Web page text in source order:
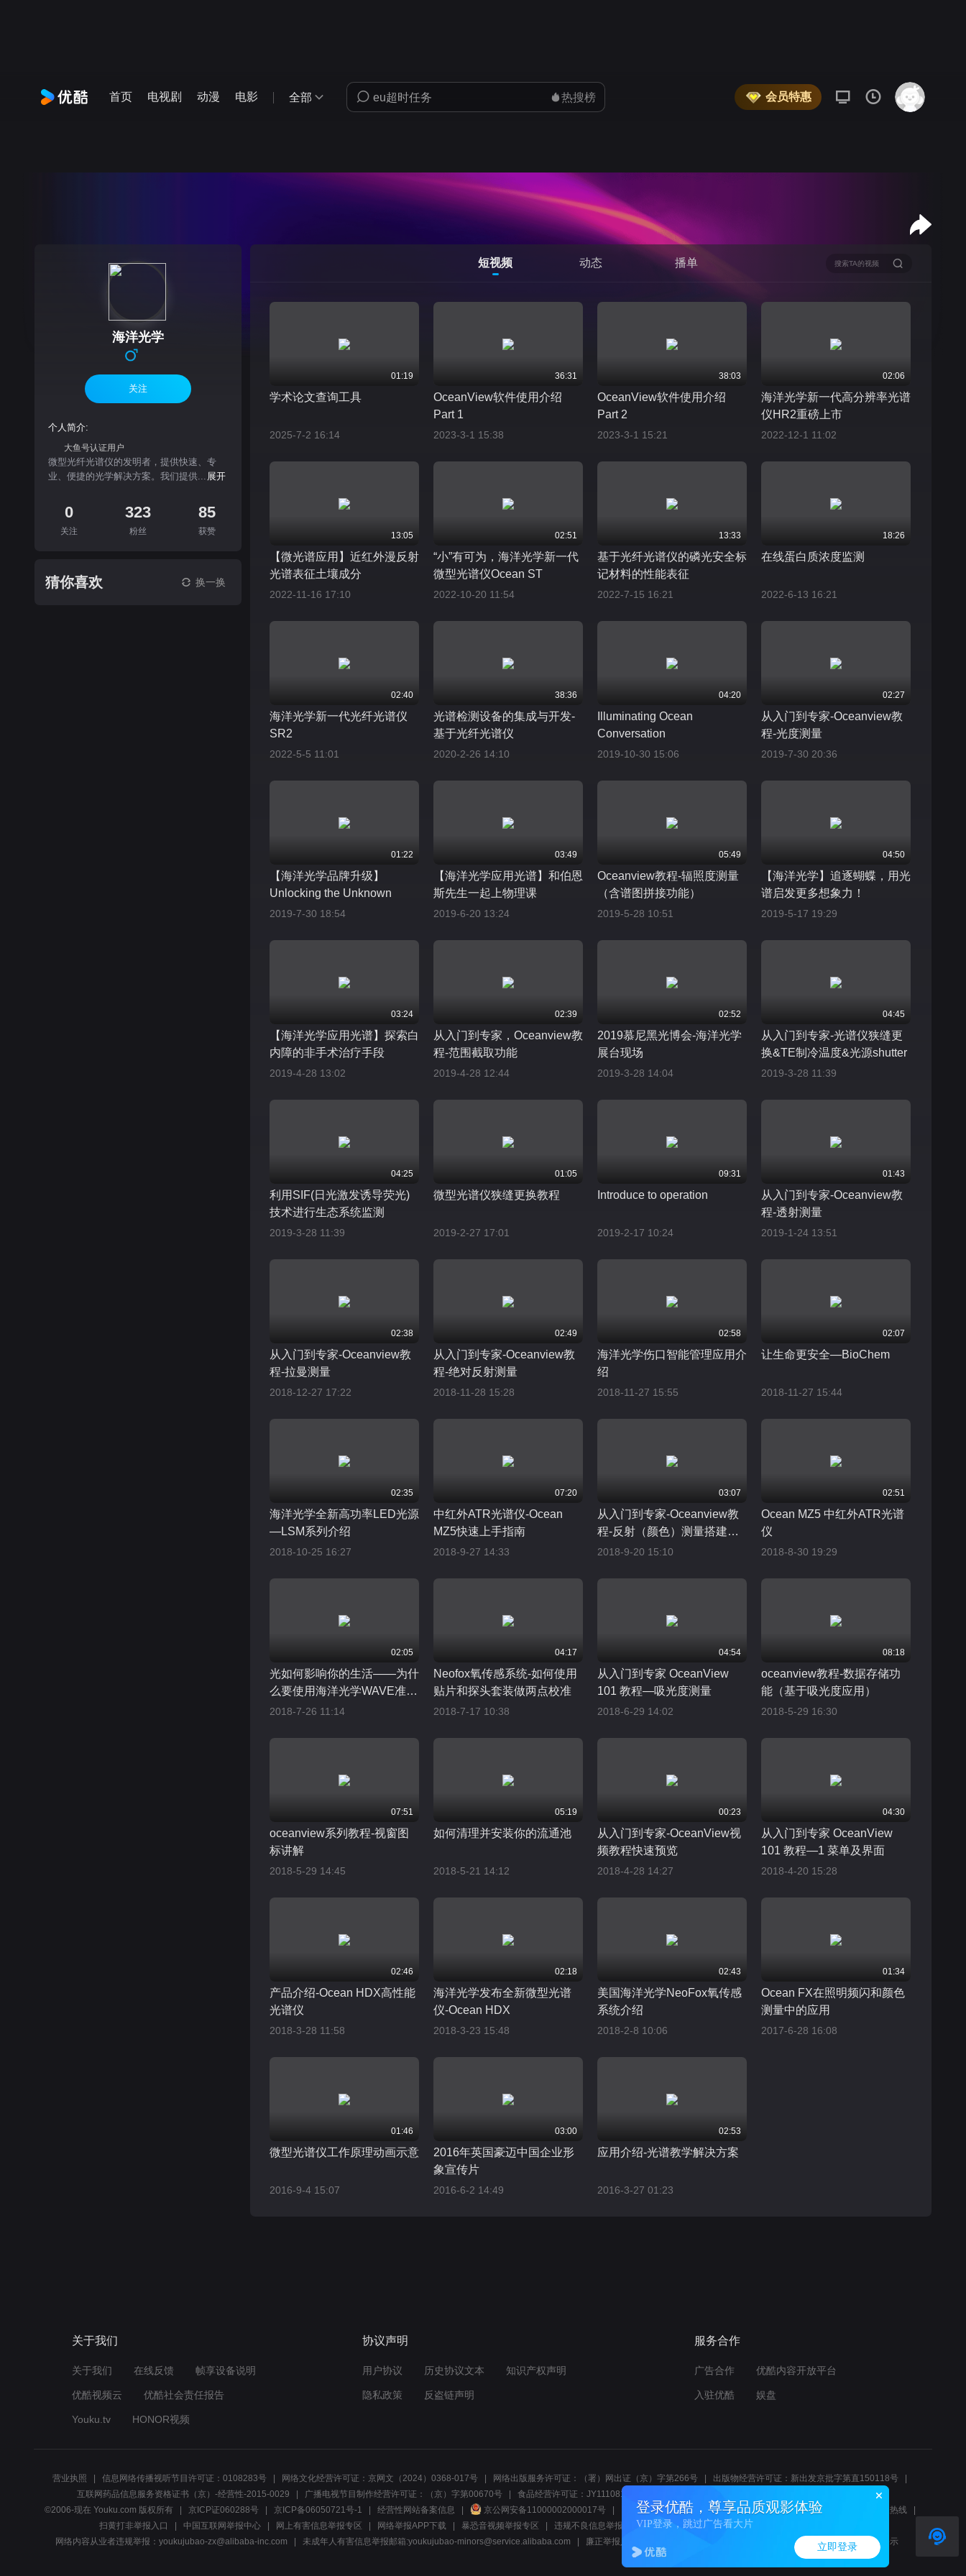
首页 电视剧 动漫 电影 全部 热搜榜
登录优酷，尊享品质观影体验
VIP登录，跳过广告看大片
立即登录
会员特惠
海洋光学
关注
个人简介:
大鱼号认证用户
微型光纤光谱仪的发明者，提供快速、专
业、便捷的光学解决方案。我们提供... 展开
0
关注
323
粉丝
85
获赞
猜你喜欢 换一换
短视频 动态 播单
01:19
学术论文查询工具
2025-7-2 16:14
36:31
OceanView软件使用介绍
Part 1
2023-3-1 15:38
38:03
OceanView软件使用介绍
Part 2
2023-3-1 15:21
02:06
海洋光学新一代高分辨率光谱
仪HR2重磅上市
2022-12-1 11:02
13:05
【微光谱应用】近红外漫反射
光谱表征土壤成分
2022-11-16 17:10
02:51
“小”有可为，海洋光学新一代
微型光谱仪Ocean ST
2022-10-20 11:54
13:33
基于光纤光谱仪的磷光安全标
记材料的性能表征
2022-7-15 16:21
18:26
在线蛋白质浓度监测
2022-6-13 16:21
02:40
海洋光学新一代光纤光谱仪
SR2
2022-5-5 11:01
38:36
光谱检测设备的集成与开发-
基于光纤光谱仪
2020-2-26 14:10
04:20
Illuminating Ocean
Conversation
2019-10-30 15:06
02:27
从入门到专家-Oceanview教
程-光度测量
2019-7-30 20:36
01:22
【海洋光学品牌升级】
Unlocking the Unknown
2019-7-30 18:54
03:49
【海洋光学应用光谱】和伯恩
斯先生一起上物理课
2019-6-20 13:24
05:49
Oceanview教程-辐照度测量
（含谱图拼接功能）
2019-5-28 10:51
04:50
【海洋光学】追逐蝴蝶，用光
谱启发更多想象力！
2019-5-17 19:29
03:24
【海洋光学应用光谱】探索白
内障的非手术治疗手段
2019-4-28 13:02
02:39
从入门到专家，Oceanview教
程-范围截取功能
2019-4-28 12:44
02:52
2019慕尼黑光博会-海洋光学
展台现场
2019-3-28 14:04
04:45
从入门到专家-光谱仪狭缝更
换&TE制冷温度&光源shutter
2019-3-28 11:39
04:25
利用SIF(日光激发诱导荧光)
技术进行生态系统监测
2019-3-28 11:39
01:05
微型光谱仪狭缝更换教程
2019-2-27 17:01
09:31
Introduce to operation
2019-2-17 10:24
01:43
从入门到专家-Oceanview教
程-透射测量
2019-1-24 13:51
02:38
从入门到专家-Oceanview教
程-拉曼测量
2018-12-27 17:22
02:49
从入门到专家-Oceanview教
程-绝对反射测量
2018-11-28 15:28
02:58
海洋光学伤口智能管理应用介
绍
2018-11-27 15:55
02:07
让生命更安全—BioChem
2018-11-27 15:44
02:35
海洋光学全新高功率LED光源
—LSM系列介绍
2018-10-25 16:27
07:20
中红外ATR光谱仪-Ocean
MZ5快速上手指南
2018-9-27 14:33
03:07
从入门到专家-Oceanview教
程-反射（颜色）测量搭建及
演示
2018-9-20 15:10
02:51
Ocean MZ5 中红外ATR光谱
仪
2018-8-30 19:29
02:05
光如何影响你的生活——为什
么要使用海洋光学WAVE准确
测量你身边的光
2018-7-26 11:14
04:17
Neofox氧传感系统-如何使用
贴片和探头套装做两点校准
2018-7-17 10:38
04:54
从入门到专家 OceanView
101 教程—吸光度测量
2018-6-29 14:02
08:18
oceanview教程-数据存储功
能（基于吸光度应用）
2018-5-29 16:30
07:51
oceanview系列教程-视窗图
标讲解
2018-5-29 14:45
05:19
如何清理并安装你的流通池
2018-5-21 14:12
00:23
从入门到专家-OceanView视
频教程快速预览
2018-4-28 14:27
04:30
从入门到专家 OceanView
101 教程—1 菜单及界面
2018-4-20 15:28
02:46
产品介绍-Ocean HDX高性能
光谱仪
2018-3-28 11:58
02:18
海洋光学发布全新微型光谱
仪-Ocean HDX
2018-3-23 15:48
02:43
美国海洋光学NeoFox氧传感
系统介绍
2018-2-8 10:06
01:34
Ocean FX在照明频闪和颜色
测量中的应用
2017-6-28 16:08
01:46
微型光谱仪工作原理动画示意
2016-9-4 15:07
03:00
2016年英国豪迈中国企业形
象宣传片
2016-6-2 14:49
02:53
应用介绍-光谱教学解决方案
2016-3-27 01:23
关于我们
关于我们 在线反馈 帧享设备说明
优酷视频云 优酷社会责任报告
Youku.tv HONOR视频
协议声明
用户协议 历史协议文本 知识产权声明
隐私政策 反盗链声明
服务合作
广告合作 优酷内容开放平台
入驻优酷 娱盘
营业执照 信息网络传播视听节目许可证：0108283号 网络文化经营许可证：京网文（2024）0368-017号 网络出版服务许可证：（署）网出证（京）字第266号
出版物经营许可证：新出发京批字第直150118号
互联网药品信息服务资格证书（京）-经营性-2015-0029
广播电视节目制作经营许可证：（京）字第00670号 食品经营许可证：JY11108122976214
©2006-现在 Youku.com 版权所有
京ICP证060288号 京ICP备06050721号-1 经营性网站备案信息 京公网安备11000002000017号 网络110报警服务 北京互联网举报中心
北京12345文化市场举报热线
扫黄打非举报入口
中国互联网举报中心 网上有害信息举报专区 网络举报APP下载 暴恐音视频举报专区
违规不良信息举报:电话4008100580、邮箱youkujubao@service.alibaba.com
网络内容从业者违规举报：youkujubao-zx@alibaba-inc.com
未成年人有害信息举报邮箱:youkujubao-minors@service.alibaba.com 廉正举报入口 廉正举报邮箱：wenyulianzheng@alibaba-inc.com 算法公示